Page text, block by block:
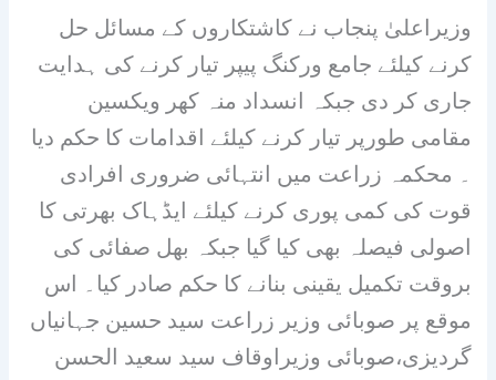
وزیراعلیٰ پنجاب نے کاشتکاروں کے مسائل حل
کرنے کیلئے جامع ورکنگ پیپر تیار کرنے کی ہدایت
جاری کر دی جبکہ انسداد منہ کھر ویکسین
مقامی طورپر تیار کرنے کیلئے اقدامات کا حکم دیا
۔ محکمہ زراعت میں انتہائی ضروری افرادی
قوت کی کمی پوری کرنے کیلئے ایڈہاک بھرتی کا
اصولی فیصلہ بھی کیا گیا جبکہ بھل صفائی کی
بروقت تکمیل یقینی بنانے کا حکم صادر کیا۔ اس
موقع پر صوبائی وزیر زراعت سید حسین جہانیاں
گردیزی،صوبائی وزیراوقاف سید سعید الحسن